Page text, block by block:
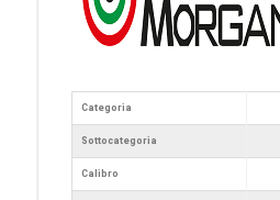
Categoria
Sottocategoria
Calibro